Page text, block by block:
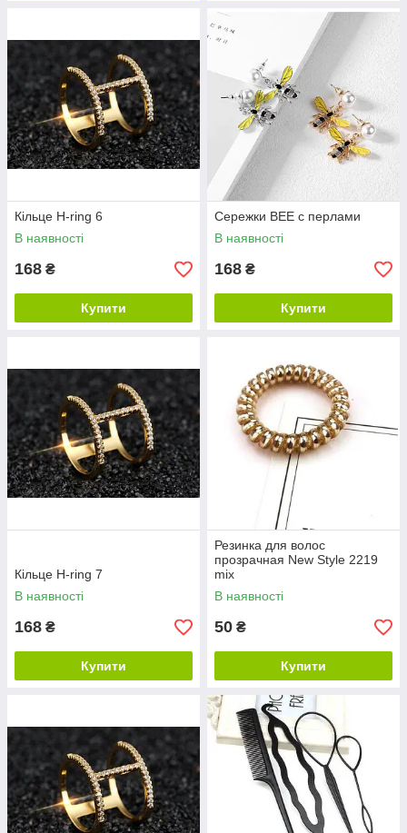
Кільце H-ring 6
В наявності
168 ₴
Купити
Сережки BEE c перлами
В наявності
168 ₴
Купити
Кільце H-ring 7
В наявності
168 ₴
Купити
Резинка для волос
прозрачная New Style 2219
mix
В наявності
50 ₴
Купити